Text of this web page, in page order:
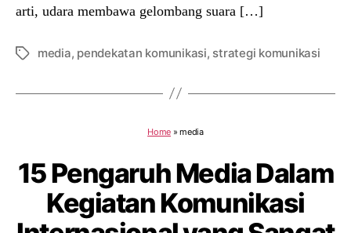
arti, udara membawa gelombang suara […]
Tagsmedia, pendekatan komunikasi, strategi komunikasi
Home »media
15 Pengaruh Media Dalam
Kegiatan Komunikasi